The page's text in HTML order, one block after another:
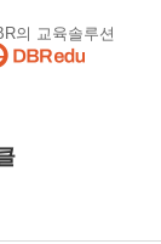
의 교육솔루션